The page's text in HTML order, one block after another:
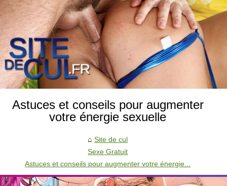
Astuces et conseils pour augmenter
votre énergie sexuelle
Site de cul
Sexe Gratuit
Astuces et conseils pour augmenter votre énergie...